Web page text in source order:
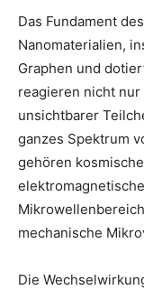
Das Fundament
Nanomaterialien,
Graphen und
reagieren nicht
unsichtbarer
ganzes Spektrum
gehören
mechanische
Die